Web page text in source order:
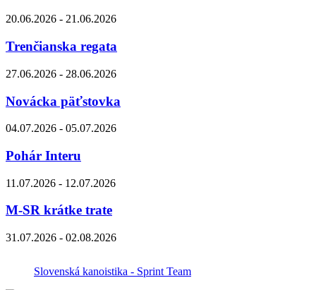
20.06.2026 - 21.06.2026
Trenčianska regata
27.06.2026 - 28.06.2026
Novácka päťstovka
04.07.2026 - 05.07.2026
Pohár Interu
11.07.2026 - 12.07.2026
M-SR krátke trate
31.07.2026 - 02.08.2026
Slovenská kanoistika - Sprint Team